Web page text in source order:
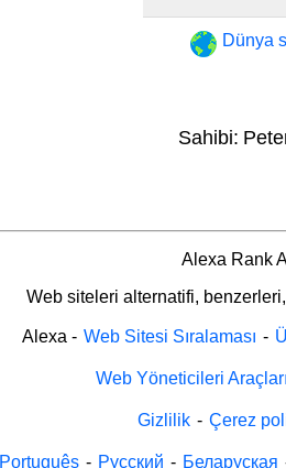
Dünya
Sahibi:
Alexa Rank
Web siteleri alternatifi,
Alexa - Web Sitesi Sıralaması -
Web Yöneticileri Araçları
Gizlilik - Çerez
Português - Русский - Беларуская